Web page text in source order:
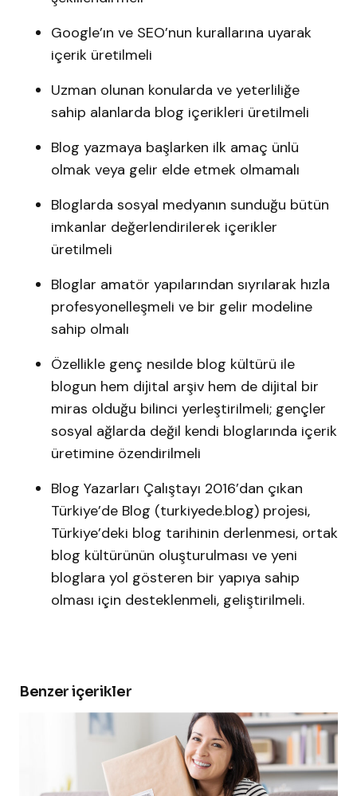
Google’ın ve SEO’nun kurallarına uyarak
içerik üretilmeli
Uzman olunan konularda ve yeterliliğe
sahip alanlarda blog içerikleri üretilmeli
Blog yazmaya başlarken ilk amaç ünlü
olmak veya gelir elde etmek olmamalı
Bloglarda sosyal medyanın sunduğu bütün
imkanlar değerlendirilerek içerikler
üretilmeli
Bloglar amatör yapılarından sıyrılarak hızla
profesyonelleşmeli ve bir gelir modeline
sahip olmalı
Özellikle genç nesilde blog kültürü ile
blogun hem dijital arşiv hem de dijital bir
miras olduğu bilinci yerleştirilmeli; gençler
sosyal ağlarda değil kendi bloglarında içerik
üretimine özendirilmeli
Blog Yazarları Çalıştayı 2016’dan çıkan
Türkiye’de Blog (turkiyede.blog) projesi,
Türkiye’deki blog tarihinin derlenmesi, ortak
blog kültürünün oluşturulması ve yeni
bloglara yol gösteren bir yapıya sahip
olması için desteklenmeli, geliştirilmeli.
Benzer içerikler